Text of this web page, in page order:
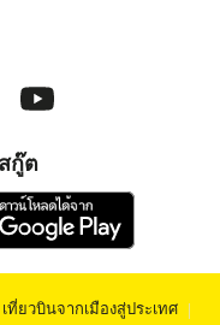
กู๊ต
เที่ยวบินจากเมืองสู่ประเทศ |